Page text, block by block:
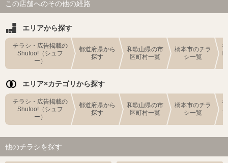
この店舗へのその他の経路
エリアから探す
チラシ・広告掲載の
Shufoo!（シュフ
ー）
都道府県から
探す
和歌山県の市
区町村一覧
橋本市のチラ
シ一覧
エリア×カテゴリから探す
チラシ・広告掲載の
Shufoo!（シュフ
ー）
都道府県から
探す
和歌山県の市
区町村一覧
橋本市のチラ
シ一覧
他のチラシを探す